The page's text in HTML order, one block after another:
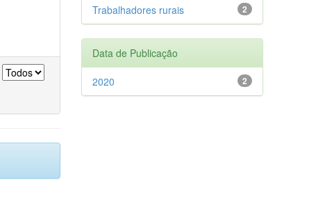
2
Trabalhadores rurais
Data de Publicação
2
2020